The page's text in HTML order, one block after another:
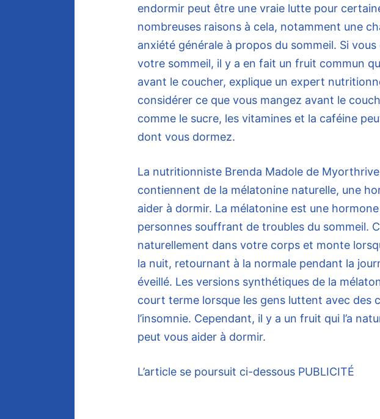
endormir peut être une vraie lutte pour
nombreuses raisons à cela, notamment une
anxiété générale à propos du sommeil. Si vous
votre sommeil, il y a en fait un fruit commun
avant le coucher, explique un expert
considérer ce que vous mangez avant le
comme le sucre, les vitamines et la caféine
dont vous dormez.
La nutritionniste Brenda Madole de
contiennent de la mélatonine naturelle, une
aider à dormir. La mélatonine est une
personnes souffrant de troubles du sommeil.
naturellement dans votre corps et monte
la nuit, retournant à la normale pendant la
éveillé. Les versions synthétiques de la
court terme lorsque les gens luttent avec des
l’insomnie. Cependant, il y a un fruit qui l’a
peut vous aider à dormir.
L’article se poursuit ci-dessous PUBLICITÉ